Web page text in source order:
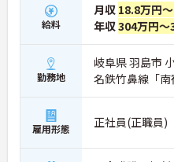
給料
月収 18.8万円
年収304万円～
勤務地
岐阜県 羽島市
名鉄竹鼻線「
雇用形態 正社員(正職員)